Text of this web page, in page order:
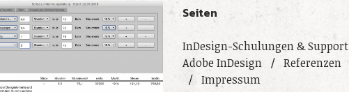
Seiten
InDesign-Schulungen & Support
Adobe InDesign
Referenzen
Impressum